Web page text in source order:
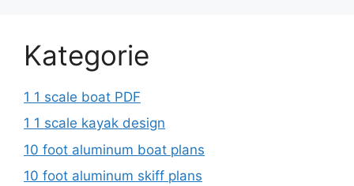
Kategorie
1 1 scale boat PDF
1 1 scale kayak design
10 foot aluminum boat plans
10 foot aluminum skiff plans